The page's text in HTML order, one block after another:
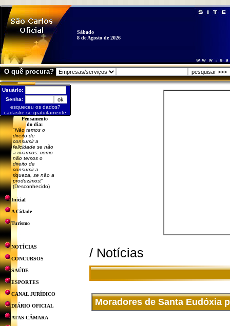
Sábado
8 de Agosto de 2026
O quê procura?
Usuário:
Senha:
esqueceu os dados?
cadastre-se gratuitamente
Pensamento
do dia:
"Não temos o
direito de
consumir a
felicidade se não
a criarmos: como
não temos o
direito de
consumir a
riqueza, se não a
produzimos!"
(Desconhecido)
Inicial
A Cidade
Turismo
NOTÍCIAS
CONCURSOS
SAÚDE
ESPORTES
CANAL JURÍDICO
DIÁRIO OFICIAL
ATAS CÂMARA
/ Notícias
Moradores de Santa Eudóxia